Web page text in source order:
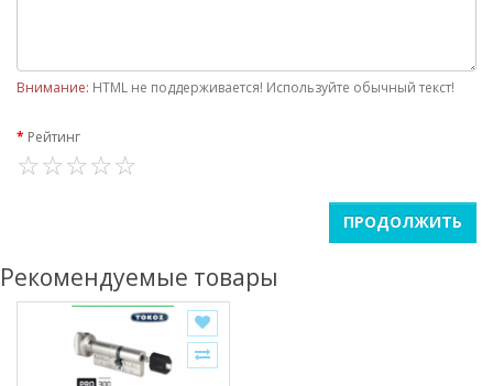
Внимание: HTML не поддерживается! Используйте обычный текст!
Рейтинг
ПРОДОЛЖИТЬ
Рекомендуемые товары